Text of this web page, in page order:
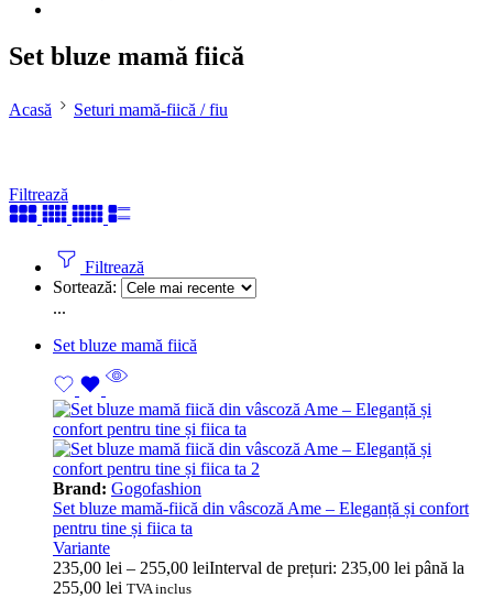
Set bluze mamă fiică
Acasă Seturi mamă-fiică / fiu
Filtrează
Filtrează
Sortează:
...
Set bluze mamă fiică
Brand: Gogofashion
Set bluze mamă-fiică din vâscoză Ame – Eleganță și confort
pentru tine și fiica ta
Variante
235,00 lei – 255,00 leiInterval de prețuri: 235,00 lei până la
255,00 lei TVA inclus